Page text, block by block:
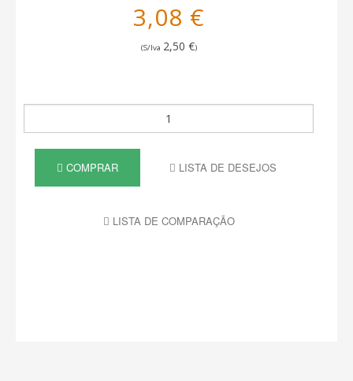
3,08 €
(S/Iva 2,50 €)
COMPRAR LISTA DE DESEJOS
LISTA DE COMPARAÇÃO